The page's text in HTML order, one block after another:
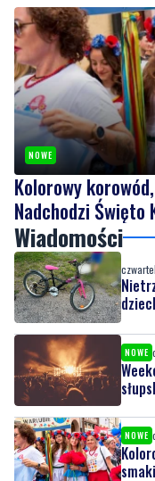
Weekend pełen
Sprawdź, co
NOWE
Kolorowy
Nadchodzi Święto
Wiadomości